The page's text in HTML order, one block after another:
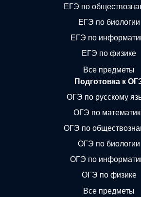
ЕГЭ по
ЕГЭ по биологии
ЕГЭ по
ЕГЭ по физике
Все предметы
Подготовка к
ОГЭ по русскому
ОГЭ по
ОГЭ по
ОГЭ по биологии
ОГЭ по
ОГЭ по физике
Все предметы